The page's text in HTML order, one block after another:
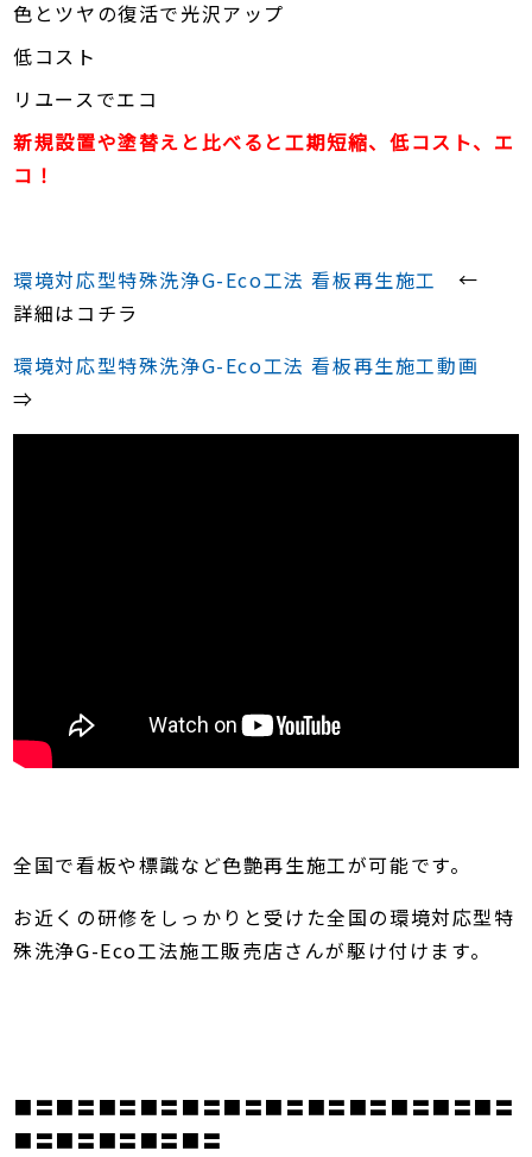
色とツヤの復活で光沢アップ
低コスト
リユースでエコ
新規設置や塗替えと比べると工期短縮、低コスト、エ
コ！
環境対応型特殊洗浄G-Eco工法 看板再生施工
←
詳細はコチラ
環境対応型特殊洗浄G-Eco工法 看板再生施工動画
⇒
全国で看板や標識など色艶再生施工が可能です。
お近くの研修をしっかりと受けた全国の環境対応型特
殊洗浄G-Eco工法施工販売店さんが駆け付けます。
■〓■〓■〓■〓■〓■〓■〓■〓■〓■〓■〓■〓
■〓■〓■〓■〓■〓